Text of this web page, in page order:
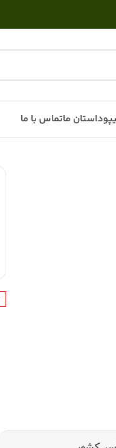
داستان ماتماس با ما